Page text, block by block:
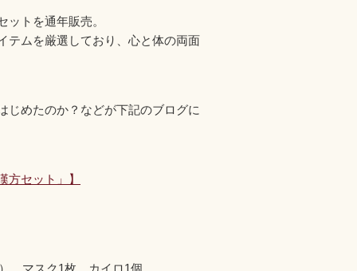
トを通年販売。
テムを厳選しており、心と体の両面
じめたのか？などが下記のブログに
方セット」】